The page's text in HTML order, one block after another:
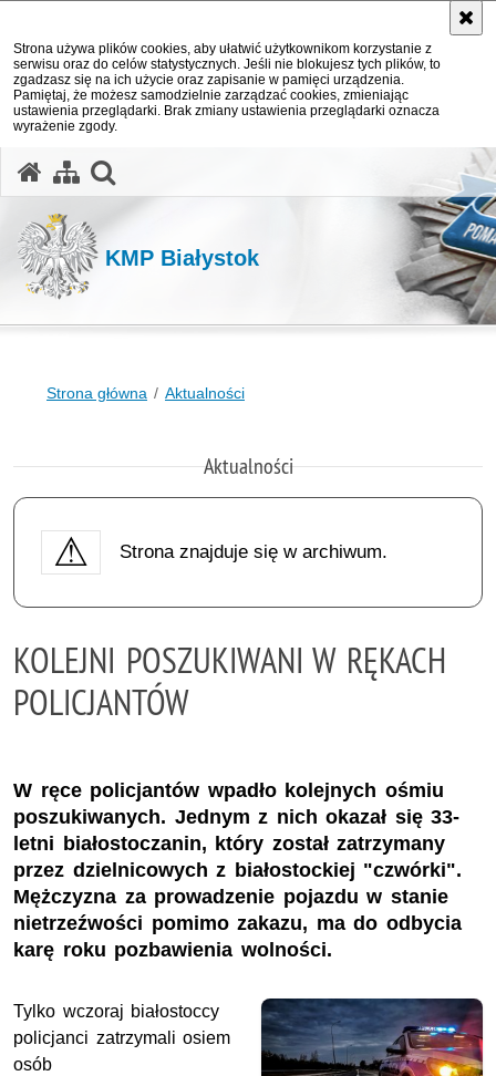
Strona używa plików cookies, aby ułatwić użytkownikom korzystanie z
serwisu oraz do celów statystycznych. Jeśli nie blokujesz tych plików, to
zgadzasz się na ich użycie oraz zapisanie w pamięci urządzenia.
Pamiętaj, że możesz samodzielnie zarządzać cookies, zmieniając
ustawienia przeglądarki. Brak zmiany ustawienia przeglądarki oznacza
wyrażenie zgody.
KMP Białystok
Strona główna Aktualności
Aktualności
Strona znajduje się w archiwum.
KOLEJNI POSZUKIWANI W RĘKACH
POLICJANTÓW
W ręce policjantów wpadło kolejnych ośmiu
poszukiwanych. Jednym z nich okazał się 33-
letni białostoczanin, który został zatrzymany
przez dzielnicowych z białostockiej "czwórki".
Mężczyzna za prowadzenie pojazdu w stanie
nietrzeźwości pomimo zakazu, ma do odbycia
karę roku pozbawienia wolności.
Tylko wczoraj białostoccy
policjanci zatrzymali osiem
osób